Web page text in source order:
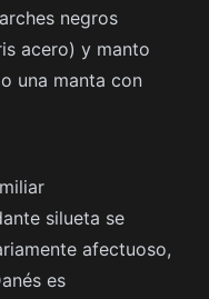
negros
acero) y manto
una manta con
silueta se
afectuoso,
es